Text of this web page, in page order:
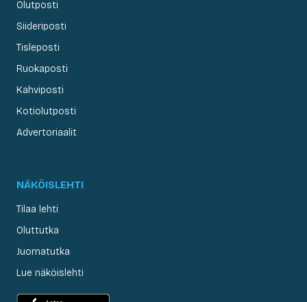
Olutposti
Siideriposti
Tisleposti
Ruokaposti
Kahviposti
Kotiolutposti
Advertoriaalit
NÄKÖISLEHTI
Tilaa lehti
Oluttutka
Juomatutka
Lue näköislehti